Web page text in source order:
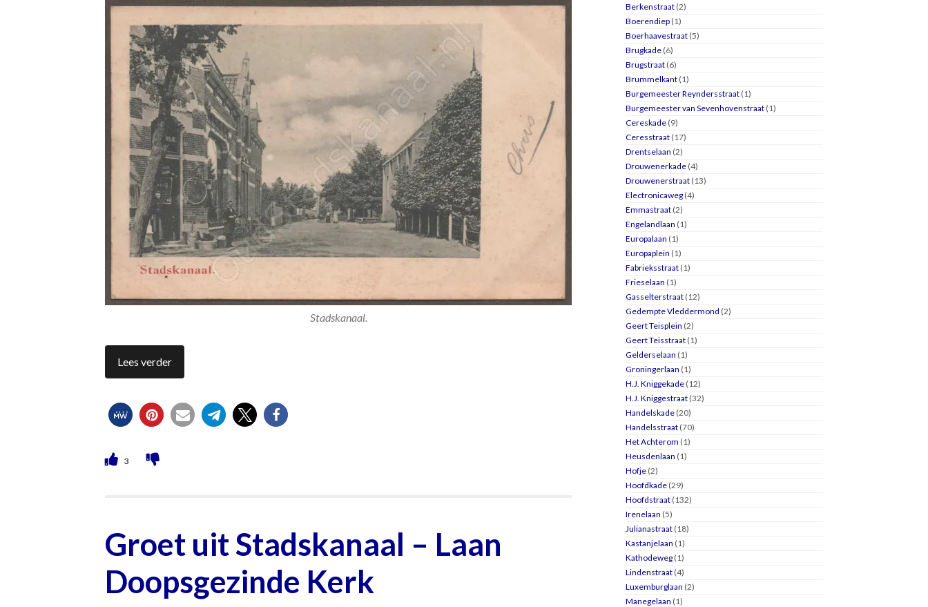
Stadskanaal.
Lees verder
3
Groet uit Stadskanaal – Laan
Doopsgezinde Kerk
Berkenstraat (2)
Boerendiep (1)
Boerhaavestraat (5)
Brugkade (6)
Brugstraat (6)
Brummelkant (1)
Burgemeester Reyndersstraat (1)
Burgemeester van Sevenhovenstraat (1)
Cereskade (9)
Ceresstraat (17)
Drentselaan (2)
Drouwenerkade (4)
Drouwenerstraat (13)
Electronicaweg (4)
Emmastraat (2)
Engelandlaan (1)
Europalaan (1)
Europaplein (1)
Fabrieksstraat (1)
Frieselaan (1)
Gasselterstraat (12)
Gedempte Vleddermond (2)
Geert Teisplein (2)
Geert Teisstraat (1)
Gelderselaan (1)
Groningerlaan (1)
H.J. Kniggekade (12)
H.J. Kniggestraat (32)
Handelskade (20)
Handelsstraat (70)
Het Achterom (1)
Heusdenlaan (1)
Hofje (2)
Hoofdkade (29)
Hoofdstraat (132)
Irenelaan (5)
Julianastraat (18)
Kastanjelaan (1)
Kathodeweg (1)
Lindenstraat (4)
Luxemburglaan (2)
Manegelaan (1)